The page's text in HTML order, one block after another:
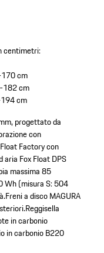
centimetri:
cm
182 cm
cm
progettato da
con
Factory con
Fox Float DPS
massima 85
Wh (misura S: 504
Freni a disco MAGURA
Reggisella
in carbonio
in carbonio B220